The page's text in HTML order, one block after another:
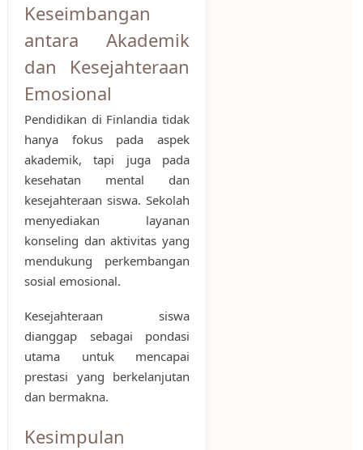
Keseimbangan
antara Akademik
dan Kesejahteraan
Emosional
Pendidikan di Finlandia tidak
hanya fokus pada aspek
akademik, tapi juga pada
kesehatan mental dan
kesejahteraan siswa. Sekolah
menyediakan layanan
konseling dan aktivitas yang
mendukung perkembangan
sosial emosional.
Kesejahteraan siswa
dianggap sebagai pondasi
utama untuk mencapai
prestasi yang berkelanjutan
dan bermakna.
Kesimpulan